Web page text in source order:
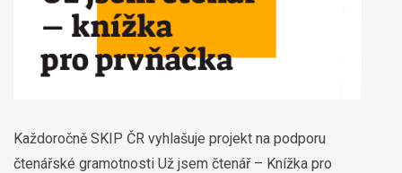
Každoročně SKIP ČR vyhlašuje projekt na podporu
čtenářské gramotnosti Už jsem čtenář – Knížka pro